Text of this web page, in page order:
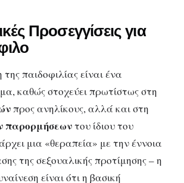
Προσεγγίσεις για
παιδοφιλίας είναι ένα
καθώς στοχεύει πρωτίστως στη
προς ανηλίκους, αλλά και στη
παρορμήσεωντου ίδιου του
μια «θεραπεία» με την έννοια
της σεξουαλικής προτίμησης – η
είναι ότι η βασική